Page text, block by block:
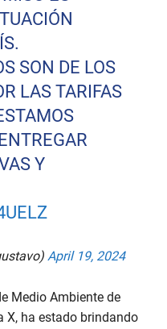
SON DE LOS
LAS TARIFAS
Y
April 19, 2024
Medio Ambiente de
X, ha estado brindando